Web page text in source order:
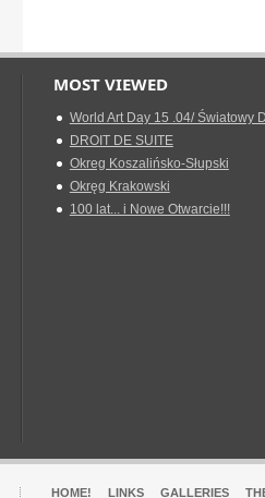
MOST VIEWED
World Art Day 15 .04/ Światowy
DROIT DE SUITE
Okreg Koszalińsko-Słupski
Okręg Krakowski
100 lat... i Nowe Otwarcie!!!
HOME! LINKS GALLERIES